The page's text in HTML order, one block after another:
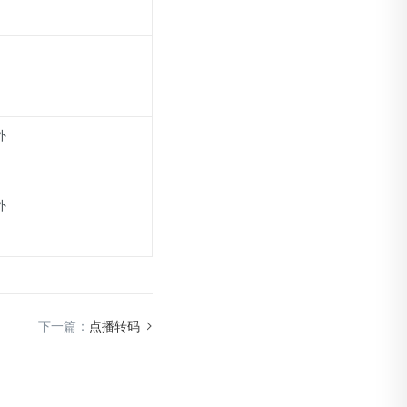
下一篇： 点播转码